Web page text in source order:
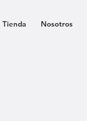
Tienda Nosotros